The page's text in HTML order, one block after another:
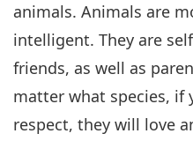
animals. Animals are
intelligent. They are
friends, as well as
matter what species, if
respect, they will love